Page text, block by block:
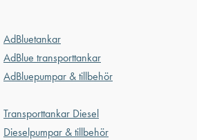
AdBluetankar
AdBlue transporttankar
AdBluepumpar & tillbehör
Transporttankar Diesel
Dieselpumpar & tillbehör